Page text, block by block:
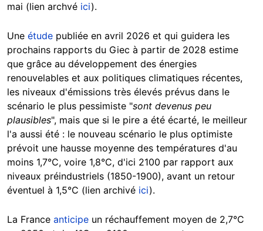
mai (lien archvé ici).
Une étude publiée en avril 2026 et qui guidera les
prochains rapports du Giec à partir de 2028 estime
que grâce au développement des énergies
renouvelables et aux politiques climatiques récentes,
les niveaux d'émissions très élevés prévus dans le
scénario le plus pessimiste "sont devenus peu
plausibles", mais que si le pire a été écarté, le meilleur
l'a aussi été : le nouveau scénario le plus optimiste
prévoit une hausse moyenne des températures d'au
moins 1,7°C, voire 1,8°C, d'ici 2100 par rapport aux
niveaux préindustriels (1850-1900), avant un retour
éventuel à 1,5°C (lien archivé ici).
La France anticipe un réchauffement moyen de 2,7°C